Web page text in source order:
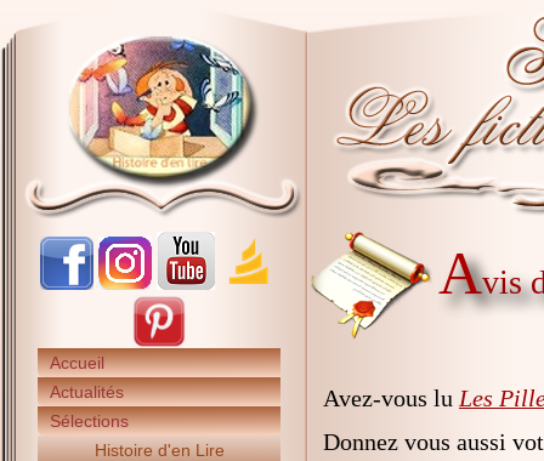
Accueil
Actualités
Sélections
Histoire d'en Lire
Avis
Avez-vous lu Les
Donnez vous aussi